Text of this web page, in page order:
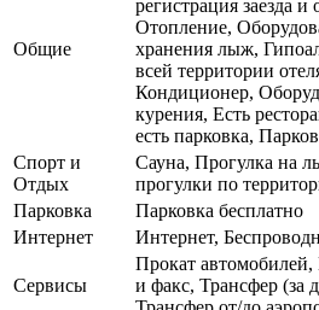
Общие
регистрация заезда и
Отопление,
хранения лыж,
всей территории
Кондиционер,
курения, Есть
есть парковка,
Спорт и
Отдых
Сауна, Прогулка на
прогулки по
Парковка
Парковка бесплатно
Интернет
Интернет,
Сервисы
Прокат автомобилей,
и факс, Трансфер (за